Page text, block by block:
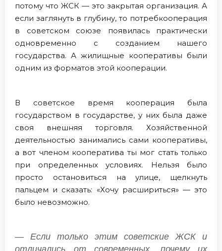
потому что ЖСК — это закрытая организация. А
если заглянуть в глубину, то потребкооперация
в советском союзе появилась практически
одновременно с созданием нашего
государства. А жилищные кооперативы были
одним из форматов этой кооперации.
В советское время кооперация была
государством в государстве, у них была даже
своя внешняя торговля. Хозяйственной
деятельностью занимались сами кооперативы,
а вот членом кооператива ты мог стать только
при определенных условиях. Нельзя было
просто остановиться на улице, щелкнуть
пальцем и сказать: «Хочу расшириться» — это
было невозможно.
— Если только этим советские ЖСК и
отличались от современных, почему их